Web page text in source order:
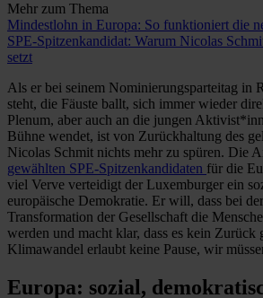
Mehr zum Thema
Mindestlohn in Europa: So funktioniert die
SPE-Spitzenkandidat: Warum Nicolas
setzt
Als er bei seinem Nominierungsparteitag in
steht, die Fäuste ballt, sich immer wieder
Plenum, aber auch an die jungen
Bühne wendet, ist von Zurückhaltung des
Nicolas Schmit nichts mehr zu spüren. Die
gewählten SPE-Spitzenkandidaten für die
viel Verve verteidigt der Luxemburger ein
europäische Demokratie. Er will, dass bei
Transformation der Gesellschaft die
werden und macht klar, dass es kein Zurück
Klimawandel erlaubt keine Pause, wir
Europa: sozial,